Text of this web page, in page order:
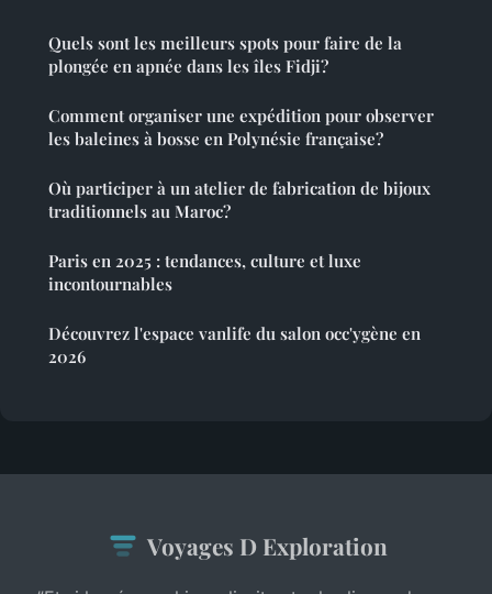
Quels sont les meilleurs spots pour faire de la
plongée en apnée dans les îles Fidji?
Comment organiser une expédition pour observer
les baleines à bosse en Polynésie française?
Où participer à un atelier de fabrication de bijoux
traditionnels au Maroc?
Paris en 2025 : tendances, culture et luxe
incontournables
Découvrez l'espace vanlife du salon occ'ygène en
2026
Voyages D Exploration